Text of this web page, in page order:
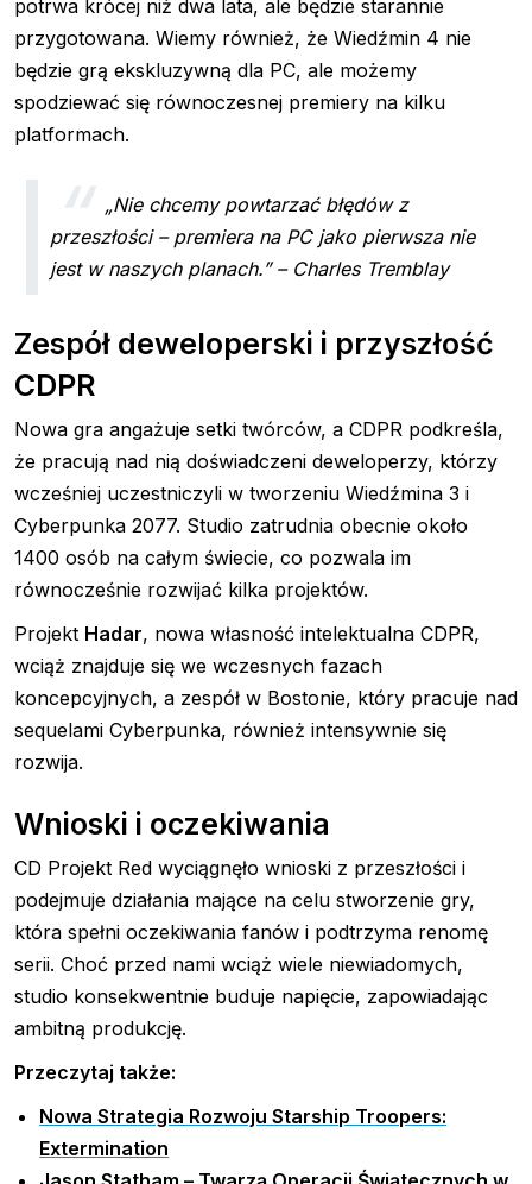
potrwa krócej niż dwa lata, ale będzie starannie
przygotowana. Wiemy również, że Wiedźmin 4 nie
będzie grą ekskluzywną dla PC, ale możemy
spodziewać się równoczesnej premiery na kilku
platformach.
„Nie chcemy powtarzać błędów z
przeszłości – premiera na PC jako pierwsza nie
jest w naszych planach.” – Charles Tremblay
Zespół deweloperski i przyszłość
CDPR
Nowa gra angażuje setki twórców, a CDPR podkreśla,
że pracują nad nią doświadczeni deweloperzy, którzy
wcześniej uczestniczyli w tworzeniu Wiedźmina 3 i
Cyberpunka 2077. Studio zatrudnia obecnie około
1400 osób na całym świecie, co pozwala im
równocześnie rozwijać kilka projektów.
Projekt Hadar, nowa własność intelektualna CDPR,
wciąż znajduje się we wczesnych fazach
koncepcyjnych, a zespół w Bostonie, który pracuje nad
sequelami Cyberpunka, również intensywnie się
rozwija.
Wnioski i oczekiwania
CD Projekt Red wyciągnęło wnioski z przeszłości i
podejmuje działania mające na celu stworzenie gry,
która spełni oczekiwania fanów i podtrzyma renomę
serii. Choć przed nami wciąż wiele niewiadomych,
studio konsekwentnie buduje napięcie, zapowiadając
ambitną produkcję.
Przeczytaj także:
Nowa Strategia Rozwoju Starship Troopers:
Extermination